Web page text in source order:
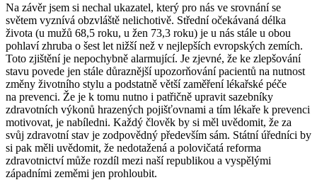
Na závěr jsem si nechal ukazatel, který pro nás ve srovnání se
světem vyznívá obzvláště nelichotivě. Střední očekávaná délka
života (u mužů 68,5 roku, u žen 73,3 roku) je u nás stále u obou
pohlaví zhruba o šest let nižší než v nejlepších evropských zemích.
Toto zjištění je nepochybně alarmující. Je zjevné, že ke zlepšování
stavu povede jen stále důraznější upozorňování pacientů na nutnost
změny životního stylu a podstatně větší zaměření lékařské péče
na prevenci. Že je k tomu nutno i patřičně upravit sazebníky
zdravotních výkonů hrazených pojišťovnami a tím lékaře k prevenci
motivovat, je nabíledni. Každý člověk by si měl uvědomit, že za
svůj zdravotní stav je zodpovědný především sám. Státní úředníci by
si pak měli uvědomit, že nedotažená a polovičatá reforma
zdravotnictví může rozdíl mezi naší republikou a vyspělými
západními zeměmi jen prohloubit.